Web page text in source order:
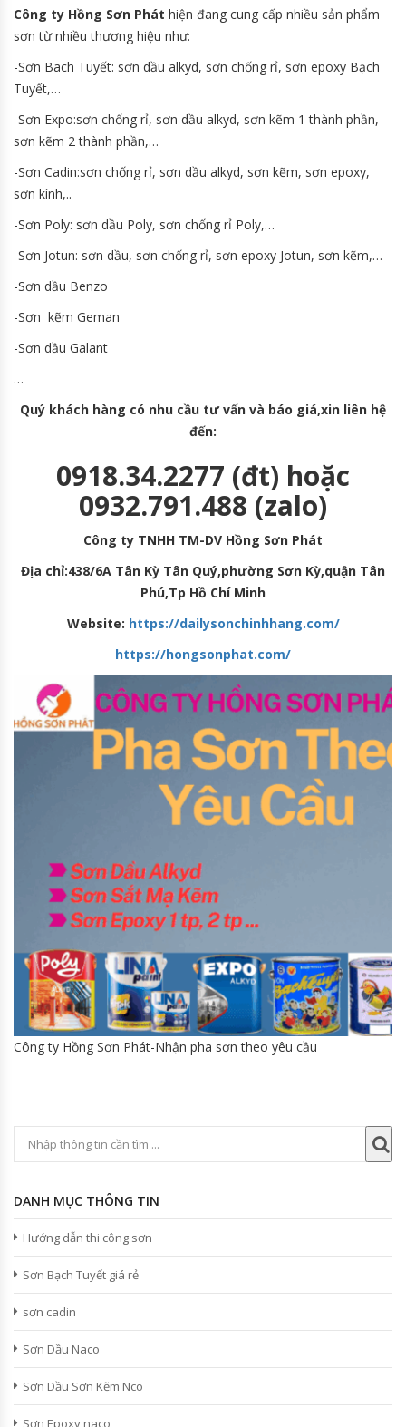
Công ty Hồng Sơn Phát hiện đang cung cấp nhiều sản phẩm
sơn từ nhiều thương hiệu như:
-Sơn Bach Tuyết: sơn dầu alkyd, sơn chống rỉ, sơn epoxy Bạch
Tuyết,…
-Sơn Expo:sơn chống rỉ, sơn dầu alkyd, sơn kẽm 1 thành phần,
sơn kẽm 2 thành phần,…
-Sơn Cadin:sơn chống rỉ, sơn dầu alkyd, sơn kẽm, sơn epoxy,
sơn kính,..
-Sơn Poly: sơn dầu Poly, sơn chống rỉ Poly,…
-Sơn Jotun: sơn dầu, sơn chống rỉ, sơn epoxy Jotun, sơn kẽm,…
-Sơn dầu Benzo
-Sơn kẽm Geman
-Sơn dầu Galant
…
Quý khách hàng có nhu cầu tư vấn và báo giá,xin liên hệ
đến:
0918.34.2277 (đt) hoặc
0932.791.488 (zalo)
Công ty TNHH TM-DV Hồng Sơn Phát
Địa chỉ:438/6A Tân Kỳ Tân Quý,phường Sơn Kỳ,quận Tân
Phú,Tp Hồ Chí Minh
Website: https://dailysonchinhhang.com/
https://hongsonphat.com/
Công ty Hồng Sơn Phát-Nhận pha sơn theo yêu cầu
DANH MỤC THÔNG TIN
Hướng dẫn thi công sơn
Sơn Bạch Tuyết giá rẻ
sơn cadin
Sơn Dầu Naco
Sơn Dầu Sơn Kẽm Nco
Sơn Epoxy naco